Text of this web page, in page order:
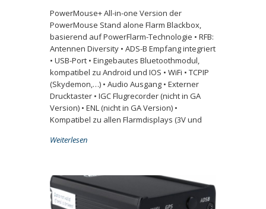
PowerMouse+ All-in-one Version der
PowerMouse Stand alone Flarm Blackbox,
basierend auf PowerFlarm-Technologie • RFB:
Antennen Diversity • ADS-B Empfang integriert
• USB-Port • Eingebautes Bluetoothmodul,
kompatibel zu Android und IOS • WiFi • TCPIP
(Skydemon,…) • Audio Ausgang • Externer
Drucktaster • IGC Flugrecorder (nicht in GA
Version) • ENL (nicht in GA Version) •
Kompatibel zu allen Flarmdisplays (3V und
Weiterlesen